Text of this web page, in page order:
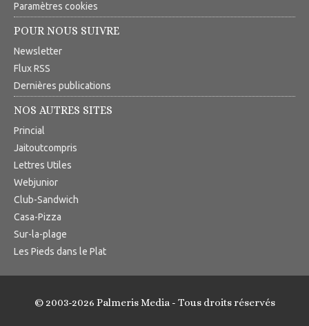
Paramètres cookies
POUR NOUS SUIVRE
Newsletter
Flux RSS
Dernières publications
NOS AUTRES SITES
Princial
Jaitoutcompris
Lettres Utiles
Webjunior
Club-Sandwich
Casa-Pizza
Sur-la-plage
Les Pieds dans le Plat
© 2003-2026 Palmeris Media - Tous droits réservés